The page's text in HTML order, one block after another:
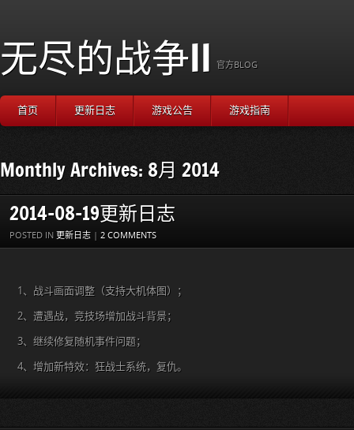
无尽的战争II 官方BLOG
首页 更新日志 游戏公告 游戏指南
Monthly Archives: 8月 2014
2014-08-19更新日志
POSTED IN 更新日志 | 2 COMMENTS
1、战斗画面调整（支持大机体图）；
2、遭遇战，竞技场增加战斗背景；
3、继续修复随机事件问题；
4、增加新特效：狂战士系统，复仇。